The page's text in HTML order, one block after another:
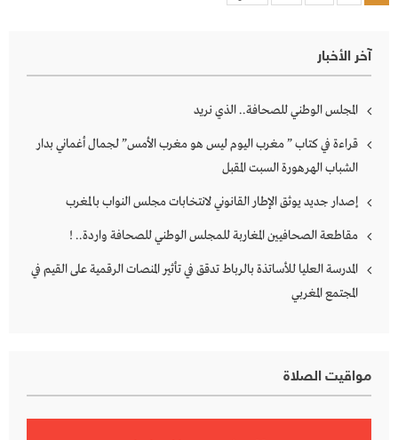
آخر الأخبار
المجلس الوطني للصحافة.. الذي نريد
قراءة في كتاب ” مغرب اليوم ليس هو مغرب الأمس” لجمال أغماني بدار
الشباب الهرهورة السبت المقبل
إصدار جديد يوثق الإطار القانوني لانتخابات مجلس النواب بالمغرب
مقاطعة الصحافيين المغاربة للمجلس الوطني للصحافة واردة.. !
المدرسة العليا للأساتذة بالرباط تدقق في تأثير المنصات الرقمية على القيم في
المجتمع المغربي
مواقيت الصلاة